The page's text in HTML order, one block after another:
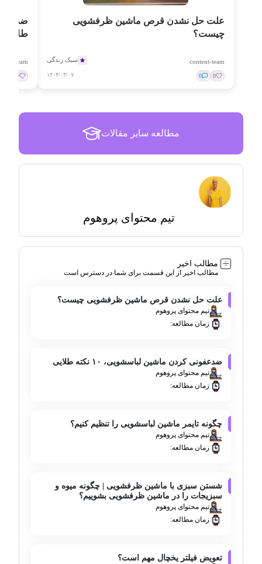
علت حل نشدن قرص ماشین ظرفشویی
چیست؟
content-team سبک زندگی
0
0 ۱۴۰۴/۰۳/۰۷
طلایی
team
0
مطالعه سایر مقالات
تیم محتوای پروهوم
مطالب اخیر
مطالب اخیر از این قسمت برای شما در دسترس است
علت حل نشدن قرص ماشین ظرفشویی چیست؟
تیم محتوای پروهوم
زمان مطالعه:
ضدعفونی کردن ماشین لباسشویی، ۱۰ نکته طلایی
تیم محتوای پروهوم
زمان مطالعه:
چگونه تایمر ماشین لباسشویی را تنظیم کنیم؟
تیم محتوای پروهوم
زمان مطالعه:
شستن سبزی با ماشین ظرفشویی | چگونه میوه و
سبزیجات را در ماشین ظرفشویی بشوییم؟
تیم محتوای پروهوم
زمان مطالعه:
تعویض فیلتر یخچال مهم است؟